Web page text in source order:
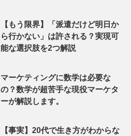
【もう限界】「派遣だけど明日か
ら行かない」は許される？実現可
能な選択肢を2つ解説
マーケティングに数学は必要な
の？数学が超苦手な現役マーケタ
ーが解説します。
【事実】20代で生き方がわからな